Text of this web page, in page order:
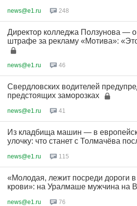
news@e1.ru 248
Директор колледжа Ползунова — о
штрафе за рекламу «Мотива»:
news@e1.ru 46
Свердловских водителей
предстоящих заморозках
news@e1.ru 41
Из кладбища машин — в
улочку: что станет с Толмачёва
news@e1.ru 115
«Молодая, лежит посреди дороги
крови»: на Уралмаше мужчина на В
news@e1.ru 76